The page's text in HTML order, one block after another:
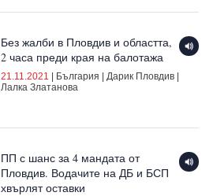
Без жалби в Пловдив и областта,
2 часа преди края на балотажа
21.11.2021 България Дарик Пловдив|
Лалка Златанова
ПП с шанс за 4 мандата от
Пловдив. Водачите на ДБ и БСП
хвърлят оставки